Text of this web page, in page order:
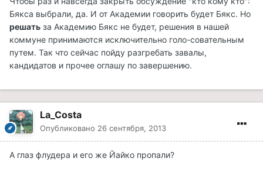
Бякса выбрали, да. И от Академии говорить будет Бякс. Но
решать за Академию Бякс не будет, решения в нашей
коммуне принимаются исключительно голо-совательным
путем. Так что сейчас пойду разгребать завалы,
кандидатов и прочее оглашу по завершению.
La_Costa
Опубликовано 26 сентября, 2013
А глаз флудера и его же Йайко пропали?